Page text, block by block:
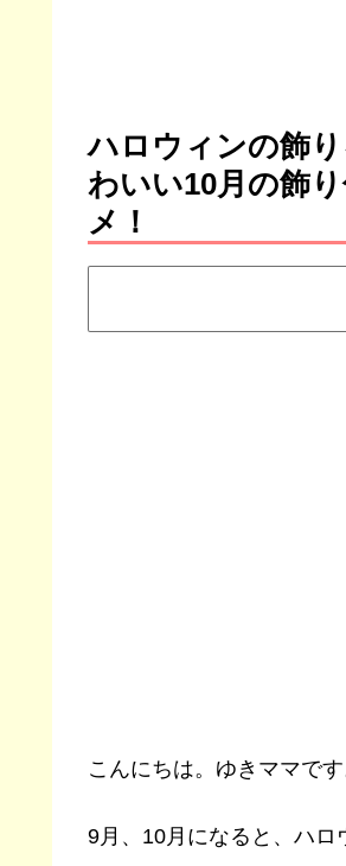
ハロウィンの飾
わいい10月の飾
メ！
こんにちは。ゆきママです
9月、10月になると、ハロ